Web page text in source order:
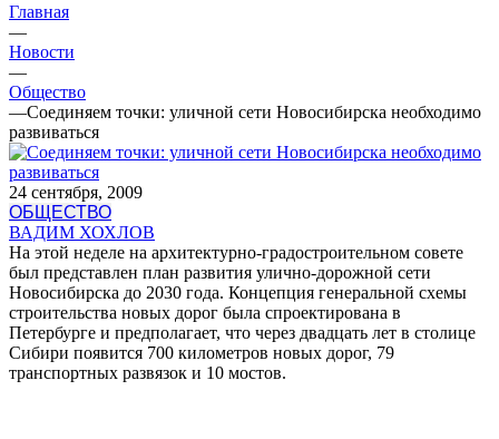
Главная
—
Новости
—
Общество
—Соединяем точки: уличной сети Новосибирска необходимо
развиваться
24 сентября, 2009
ОБЩЕСТВО
ВАДИМ ХОХЛОВ
На этой неделе на архитектурно-градостроительном совете
был представлен план развития улично-дорожной сети
Новосибирска до 2030 года. Концепция генеральной схемы
строительства новых дорог была спроектирована в
Петербурге и предполагает, что через двадцать лет в столице
Сибири появится 700 километров новых дорог, 79
транспортных развязок и 10 мостов.